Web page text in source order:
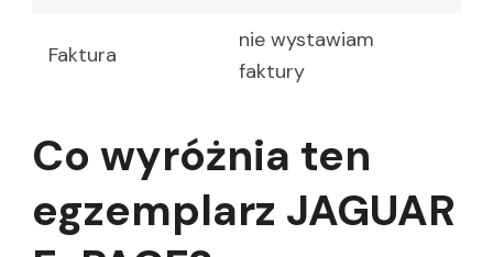
Faktura
nie wystawiam
faktury
Co wyróżnia ten
egzemplarz JAGUAR